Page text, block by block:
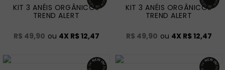
KIT 3 ANÉIS ORGÂNICOS
TREND ALERT
R$ 49,90 ou 4X R$ 12,47
KIT 3 ANÉIS ORGÂNICOS
TREND ALERT
R$ 49,90 ou 4X R$ 12,47